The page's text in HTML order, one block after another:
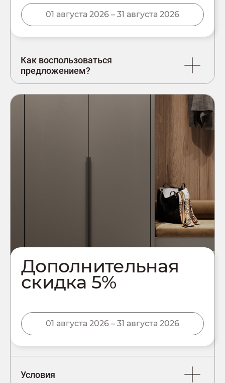
01 августа 2026 – 31 августа 2026
Как воспользоваться
предложением?
Дополнительная
скидка 5%
01 августа 2026 – 31 августа 2026
Условия